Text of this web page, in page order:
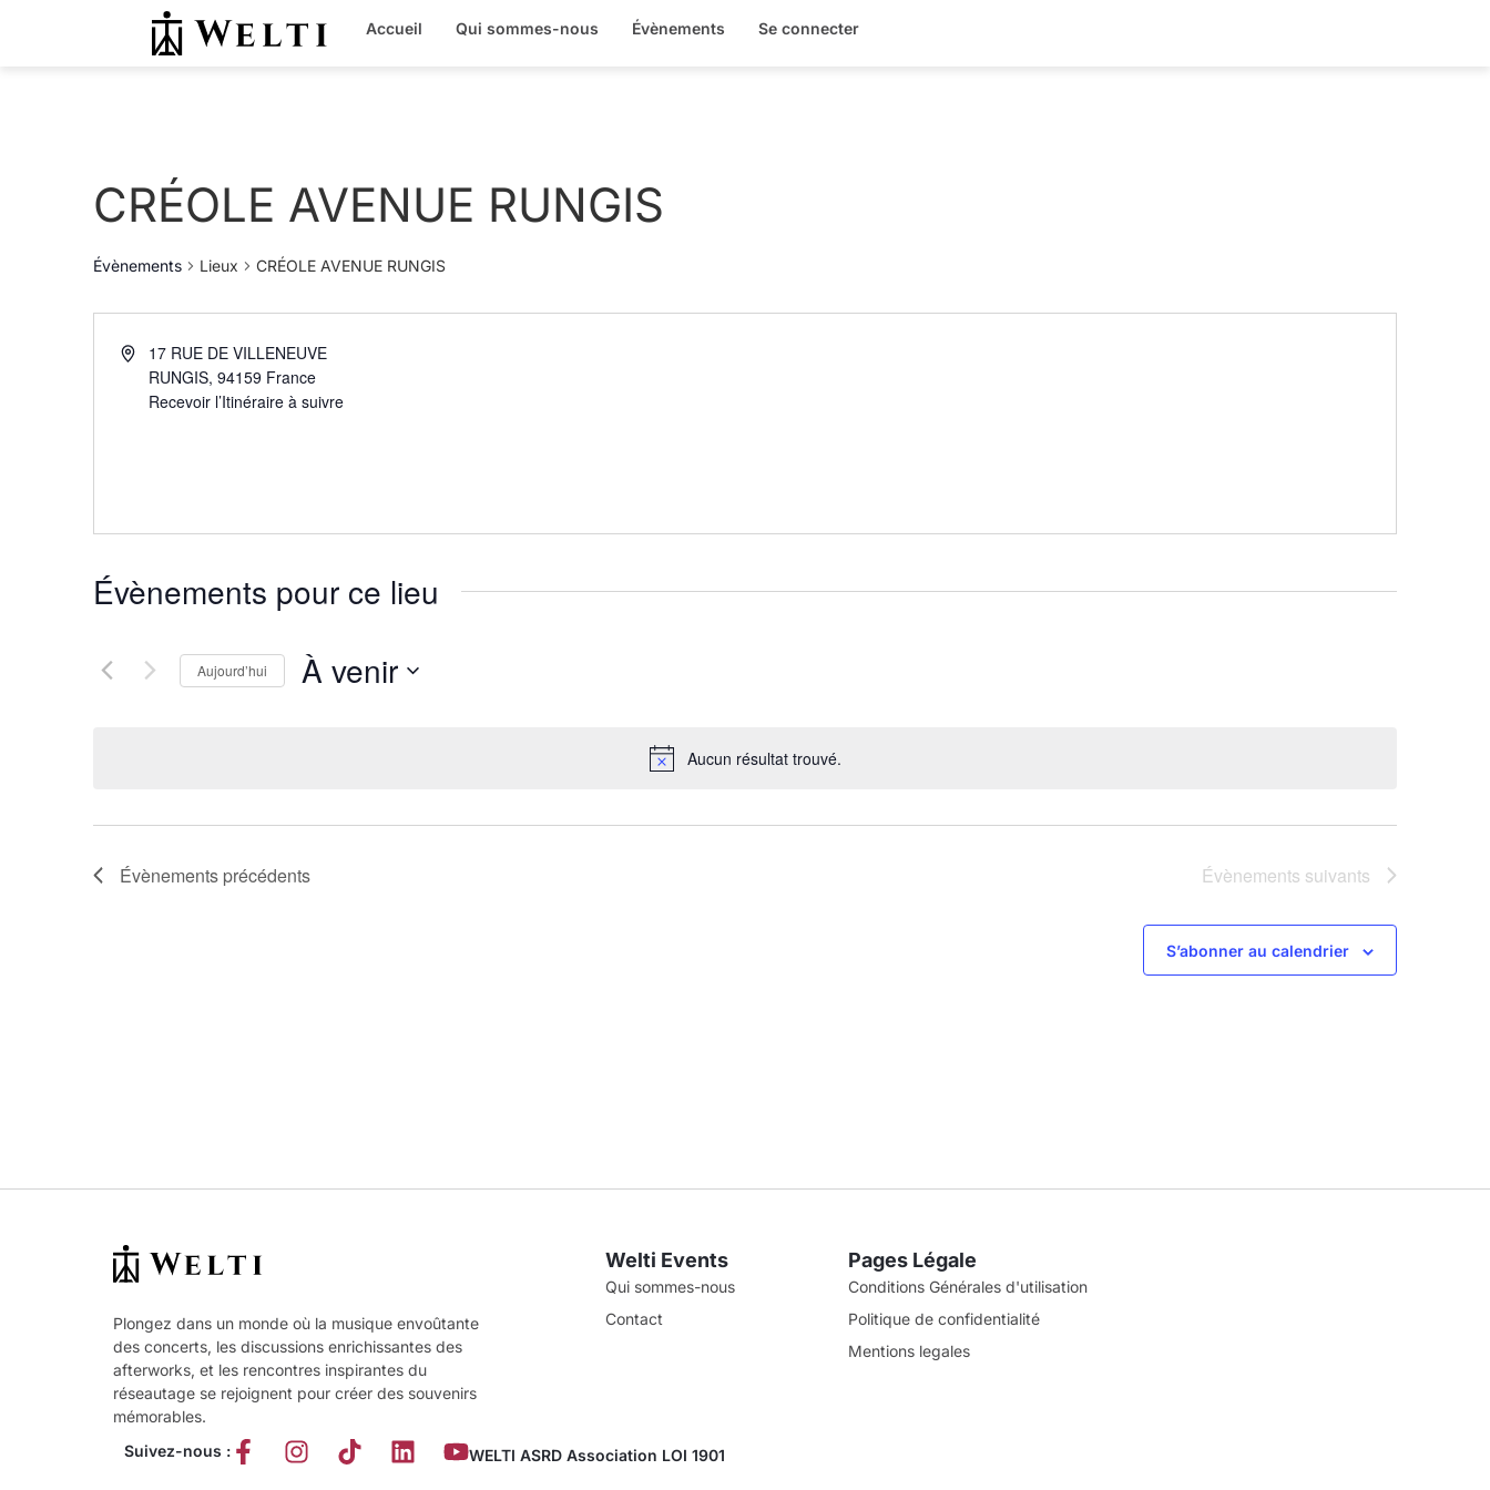
Accueil Qui sommes-nous Évènements Se connecter
Aucun résultat trouvé.
CRÉOLE AVENUE RUNGIS
Évènements Lieux CRÉOLE AVENUE RUNGIS
17 RUE DE VILLENEUVE
RUNGIS, 94159 France
Recevoir l’Itinéraire à suivre
Évènements pour ce lieu
Aujourd’hui À venir
Évènements précédents Évènements suivants
S’abonner au calendrier
Plongez dans un monde où la musique envoûtante
des concerts, les discussions enrichissantes des
afterworks, et les rencontres inspirantes du
réseautage se rejoignent pour créer des souvenirs
mémorables.
Suivez-nous :
WELTI ASRD Association LOI 1901
Welti Events
Qui sommes-nous
Contact
Pages Légale
Conditions Générales d'utilisation
Politique de confidentialité
Mentions legales